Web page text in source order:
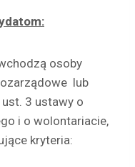
osoby
lub
3 ustawy o
i o wolontariacie,
kryteria: